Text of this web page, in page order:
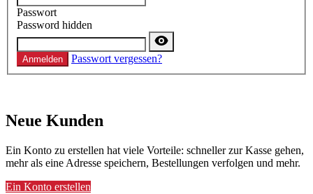
Passwort
Password hidden
Anmelden Passwort vergessen?
Neue Kunden
Ein Konto zu erstellen hat viele Vorteile: schneller zur Kasse gehen,
mehr als eine Adresse speichern, Bestellungen verfolgen und mehr.
Ein Konto erstellen